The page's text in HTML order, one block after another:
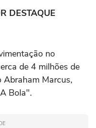
DESTAQUE
no
de 4 milhões de
Abraham Marcus,
Bola".